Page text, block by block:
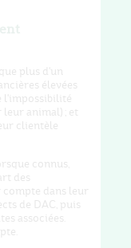
plus d'un
élevées
l'impossibilité
animal) ; et
clientèle
connus,
des
compte dans leur
de DAC, puis
associées.